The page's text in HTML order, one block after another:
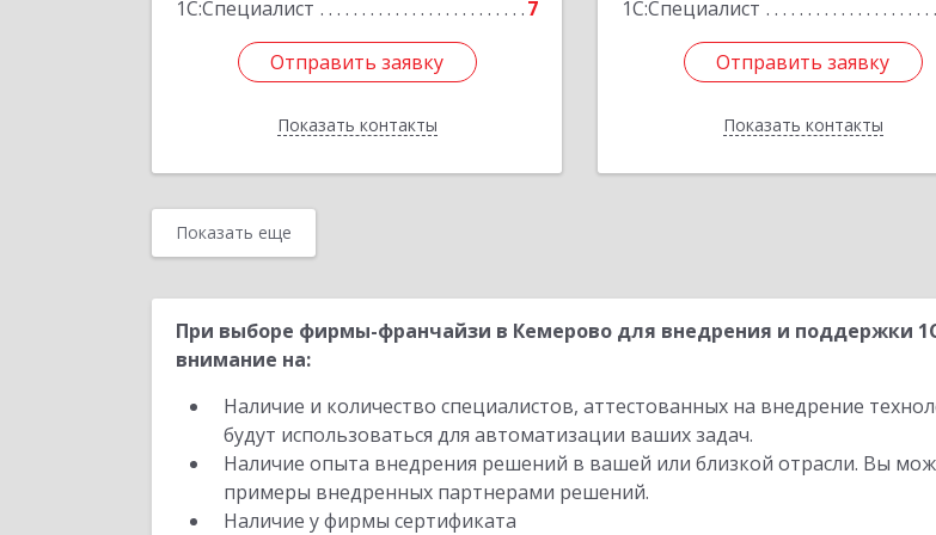
1С:Специалист
7
Отправить заявку
Показать контакты
Отправить заявку
Назад
1С:Специалист
Отправить заявку
Показать контакты
Отправить заявку
Назад
Показать еще
При выборе фирмы-франчайзи в Кемерово для внедрения и поддержки
внимание на:
Наличие и количество специалистов, аттестованных на внедрение
будут использоваться для автоматизации ваших задач.
Наличие опыта внедрения решений в вашей или близкой отрасли. Вы
примеры внедренных партнерами решений.
Наличие у фирмы сертификата